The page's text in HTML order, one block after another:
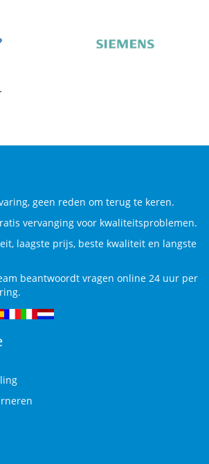
geen reden om terug te keren.
vervanging voor kwaliteitsproblemen.
laagste prijs, beste kwaliteit en langste
beantwoordt vragen online 24 uur per